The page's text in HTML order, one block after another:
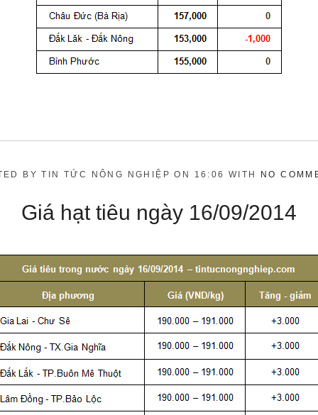
BY TIN TỨC NÔNG NGHIỆP ON 16:06 WITH NO
Giá hạt tiêu ngày 16/09/2014